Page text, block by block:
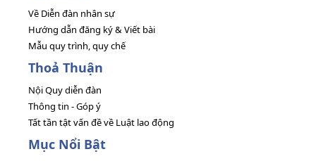
Về Diễn đàn nhân sự
Hướng dẫn đăng ký & Viết bài
Mẫu quy trình, quy chế
Thoả Thuận
Nội Quy diễn đàn
Thông tin - Góp ý
Tất tần tật vấn đề về Luật lao động
Mục Nổi Bật